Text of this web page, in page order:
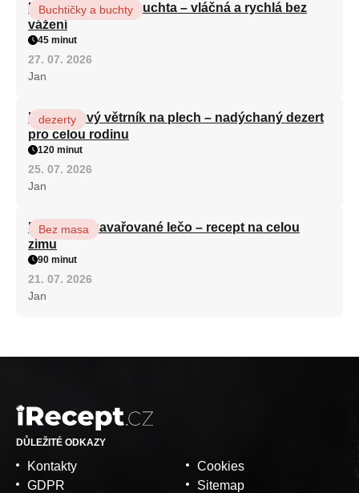
Hrnková maková buchta – vláčná a rychlá bez
vážení
Buchtičky a buchty
45 minut
27. 07. 2026
Jan
Karamelový větrník na plech – nadýchaný dezert
pro celou rodinu
dezerty
120 minut
25. 07. 2026
Jan
Babiččino zavařované lečo – recept na celou
zimu
Bez masa
90 minut
21. 07. 2026
Jan
DŮLEŽITÉ ODKAZY
Kontakty
GDPR
Cookies
Sitemap